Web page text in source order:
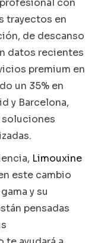
con
trayectos en
de descanso
datos recientes
premium en
un 35% en
y Barcelona,
soluciones
Limouxine
este cambio
y su
pensadas